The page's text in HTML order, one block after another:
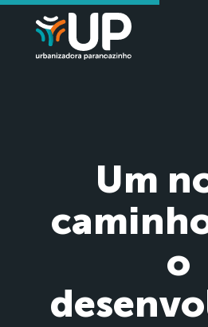
Um
o